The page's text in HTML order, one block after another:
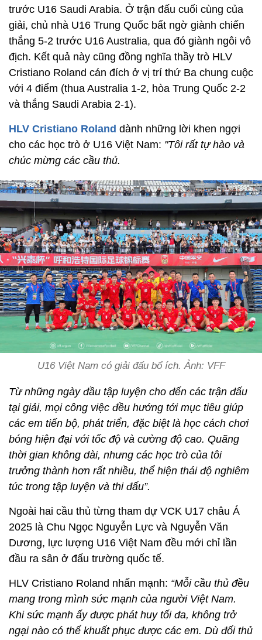
trước U16 Saudi Arabia. Ở trận đấu cuối cùng của
giải, chủ nhà U16 Trung Quốc bất ngờ giành chiến
thắng 5-2 trước U16 Australia, qua đó giành ngôi vô
địch. Kết quả này cũng đồng nghĩa thầy trò HLV
Cristiano Roland cán đích ở vị trí thứ Ba chung cuộc
với 4 điểm (thua Australia 1-2, hòa Trung Quốc 2-2
và thắng Saudi Arabia 2-1).
HLV Cristiano Roland dành những lời khen ngợi
cho các học trò ở U16 Việt Nam: "Tôi rất tự hào và
chúc mừng các cầu thủ.
U16 Việt Nam có giải đấu bổ ích. Ảnh: VFF
Từ những ngày đầu tập luyện cho đến các trận đấu
tại giải, mọi công việc đều hướng tới mục tiêu giúp
các em tiến bộ, phát triển, đặc biệt là học cách chơi
bóng hiện đại với tốc độ và cường độ cao. Quãng
thời gian không dài, nhưng các học trò của tôi
trưởng thành hơn rất nhiều, thể hiện thái độ nghiêm
túc trong tập luyện và thi đấu”.
Ngoài hai cầu thủ từng tham dự VCK U17 châu Á
2025 là Chu Ngọc Nguyễn Lực và Nguyễn Văn
Dương, lực lượng U16 Việt Nam đều mới chỉ lần
đầu ra sân ở đấu trường quốc tế.
HLV Cristiano Roland nhấn mạnh: “Mỗi cầu thủ đều
mang trong mình sức mạnh của người Việt Nam.
Khi sức mạnh ấy được phát huy tối đa, không trở
ngại nào có thể khuất phục được các em. Dù đối thủ